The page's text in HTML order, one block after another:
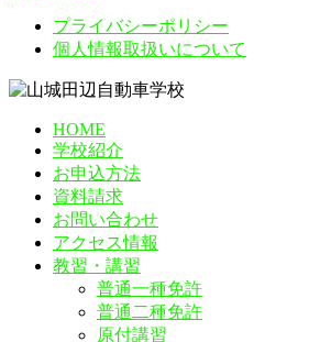
プライバシーポリシー
個人情報取扱いについて
HOME
学校紹介
お申込方法
資料請求
お問い合わせ
アクセス情報
教習・講習
普通一種免許
普通二種免許
原付講習